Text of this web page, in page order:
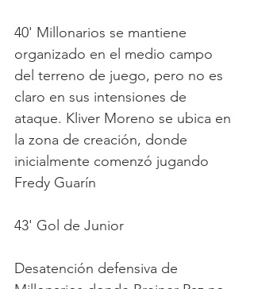
40' Millonarios se mantiene
organizado en el medio campo
del terreno de juego, pero no es
claro en sus intensiones de
ataque. Kliver Moreno se ubica en
la zona de creación, donde
inicialmente comenzó jugando
Fredy Guarín
43' Gol de Junior
Desatención defensiva de